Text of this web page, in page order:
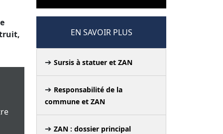
EN SAVOIR PLUS
Sursis à statuer et ZAN
Responsabilité de la
commune et ZAN
ZAN : dossier principal